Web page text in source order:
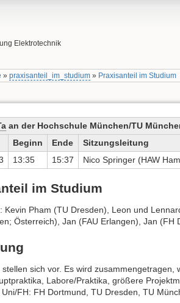
Elektrotechnik
» praxisanteil_im_studium» Praxisanteil im Studium
an der Hochschule München/TU
Beginn Ende Sitzungsleitung
13:35 15:37 Nico Springer (HAW
im Studium
Kevin Pham (TU Dresden), Leon und
Österreich), Jan (FAU Erlangen), Jan (FH
sich vor. Es wird
Labore/Praktika, größere
FH: FH Dortmund, TU Dresden, TU